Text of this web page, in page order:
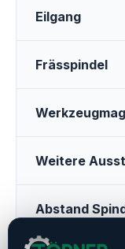
Eilgang
Frässpindel
Weitere
Abstand